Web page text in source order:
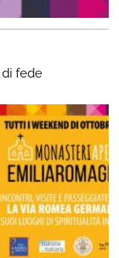
fede